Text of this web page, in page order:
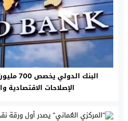
البنك
الإصلاحات الاقتصادية